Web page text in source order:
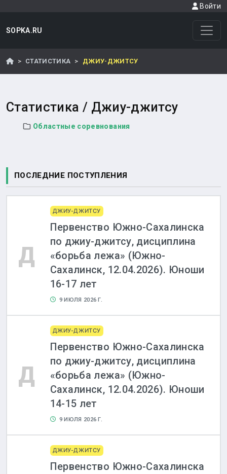
Войти
SOPKA.RU
СТАТИСТИКА ДЖИУ-ДЖИТСУ
Статистика / Джиу-джитсу
Областные соревнования
ПОСЛЕДНИЕ ПОСТУПЛЕНИЯ
Д
ДЖИУ-ДЖИТСУ
Первенство Южно-Сахалинска
по джиу-джитсу, дисциплина
«борьба лежа» (Южно-
Сахалинск, 12.04.2026). Юноши
16-17 лет
9 ИЮЛЯ 2026 Г.
Д
ДЖИУ-ДЖИТСУ
Первенство Южно-Сахалинска
по джиу-джитсу, дисциплина
«борьба лежа» (Южно-
Сахалинск, 12.04.2026). Юноши
14-15 лет
9 ИЮЛЯ 2026 Г.
ДЖИУ-ДЖИТСУ
Первенство Южно-Сахалинска